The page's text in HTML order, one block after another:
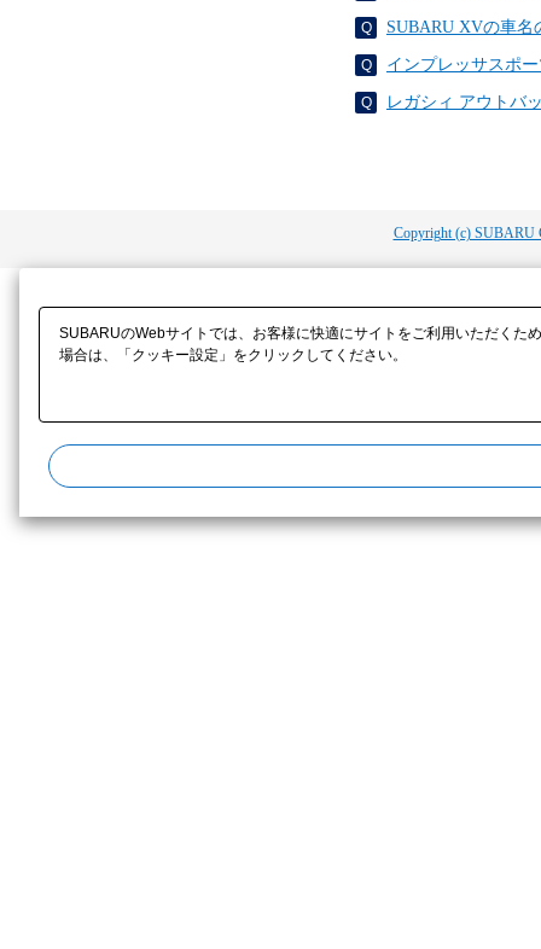
SUBARU XVの車
インプレッサスポ
レガシィ アウトバ
Copyright (c) SUBARU
SUBARUのWebサイトでは、お客様に快適にサイトをご利用いただく
場合は、「クッキー設定」をクリックしてください。​